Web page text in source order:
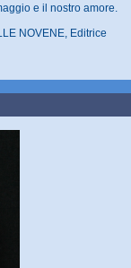
e il nostro amore.
NOVENE, Editrice